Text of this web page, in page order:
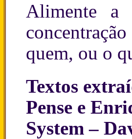
Alimente a
quem, ou o
Textos
Pense e
System –